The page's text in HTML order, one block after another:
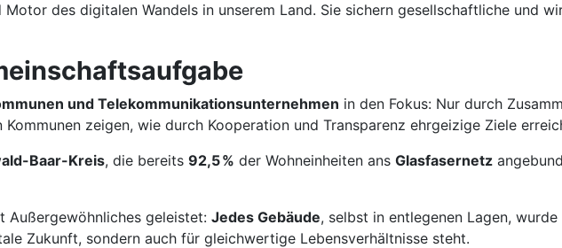
des digitalen Wandels in unserem Land. Sie sichern gesellschaftliche und
und Telekommunikationsunternehmen in den Fokus: Nur durch
zeigen, wie durch Kooperation und Transparenz ehrgeizige Ziele
Baar-Kreis, die bereits 92,5 % der Wohneinheiten ans Glasfasernetz
Außergewöhnliches geleistet: Jedes Gebäude, selbst in entlegenen Lagen,
Zukunft, sondern auch für gleichwertige Lebensverhältnisse steht.